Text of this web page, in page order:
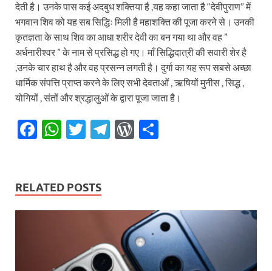
देती है। उनके पास कई अदबुध शक्तिया है ,यह कहा जाता है “देवीपुराण” में
भगवान शिव को यह सब सिद्धिः मिली है महाशक्ति की पूजा करने से। उनकी
कृतज्ञता के साथ शिव का आधा शरीर देवी का बन गया था और वह ”
अर्धनारीश्वर ” के नाम से प्रसिद्ध हो गए। माँ सिद्धिदात्री की सवारी शेर है
,उनके चार हाथ है और वह प्रसन्न लगती है। दुर्गा का यह रूप सबसे अच्छा
धार्मिक संपत्ति प्राप्त करने के लिए सभी देवताओं , ऋषियों मुनीस , सिद्ध ,
योगियों , संतों और श्रद्धालुओं के द्वारा पूजा जाता है।
F
b
o
W
s
A
T
er
T
a
m
W
re
ss
RELATED POSTS